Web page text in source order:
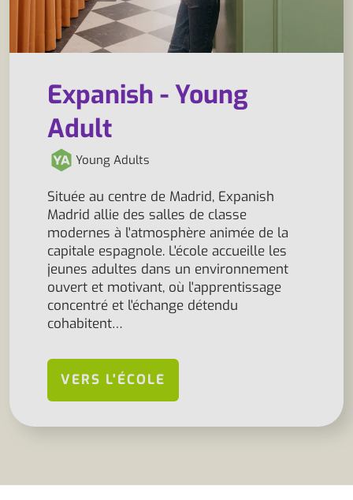
Expanish - Young
Adult
Young Adults
Située au centre de Madrid, Expanish
Madrid allie des salles de classe
modernes à l'atmosphère animée de la
capitale espagnole. L'école accueille les
jeunes adultes dans un environnement
ouvert et motivant, où l'apprentissage
concentré et l'échange détendu
cohabitent…
VERS L'ÉCOLE